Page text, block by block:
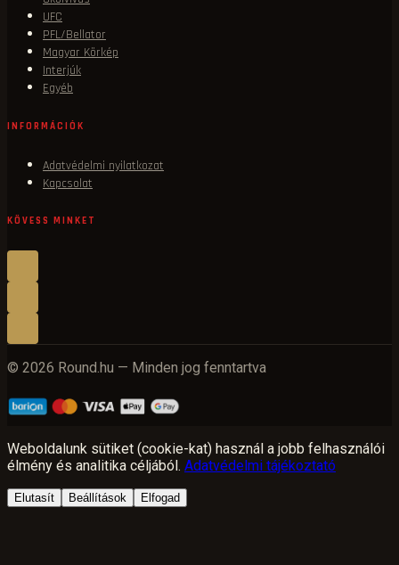
UFC
PFL/Bellator
Magyar Körkép
Interjúk
Egyéb
INFORMÁCIÓK
Adatvédelmi nyilatkozat
Kapcsolat
KÖVESS MINKET
© 2026 Round.hu — Minden jog fenntartva
Weboldalunk sütiket (cookie-kat) használ a jobb felhasználói
élmény és analitika céljából. Adatvédelmi tájékoztató
Elutasít Beállítások Elfogad